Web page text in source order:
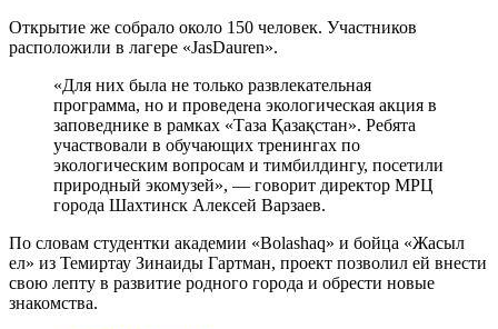
Открытие же собрало около 150 человек. Участников
расположили в лагере «JasDauren».
«Для них была не только развлекательная
программа, но и проведена экологическая акция в
заповеднике в рамках «Таза Қазақстан». Ребята
участвовали в обучающих тренингах по
экологическим вопросам и тимбилдингу, посетили
природный экомузей», — говорит директор МРЦ
города Шахтинск Алексей Варзаев.
По словам студентки академии «Bolashaq» и бойца «Жасыл
ел» из Темиртау Зинаиды Гартман, проект позволил ей внести
свою лепту в развитие родного города и обрести новые
знакомства.